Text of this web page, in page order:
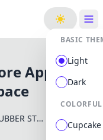
BASIC
Light
Dark
Cupcake
App? -
WHAT IS CUBBER STORE APP? DIGIFORUM SPACE